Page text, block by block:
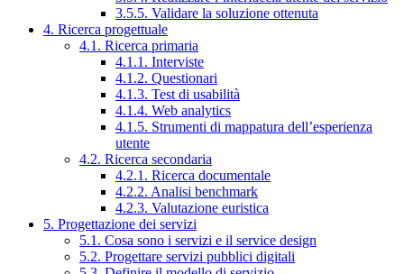
3.5.5. Validare la soluzione ottenuta
4. Ricerca progettuale
4.1. Ricerca primaria
4.1.1. Interviste
4.1.2. Questionari
4.1.3. Test di usabilità
4.1.4. Web analytics
4.1.5. Strumenti di mappatura dell’esperienza
utente
4.2. Ricerca secondaria
4.2.1. Ricerca documentale
4.2.2. Analisi benchmark
4.2.3. Valutazione euristica
5. Progettazione dei servizi
5.1. Cosa sono i servizi e il service design
5.2. Progettare servizi pubblici digitali